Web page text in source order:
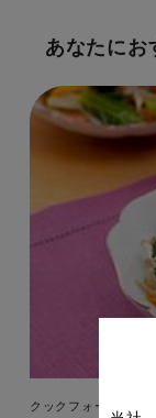
あなたにお
クックフォーミー タ